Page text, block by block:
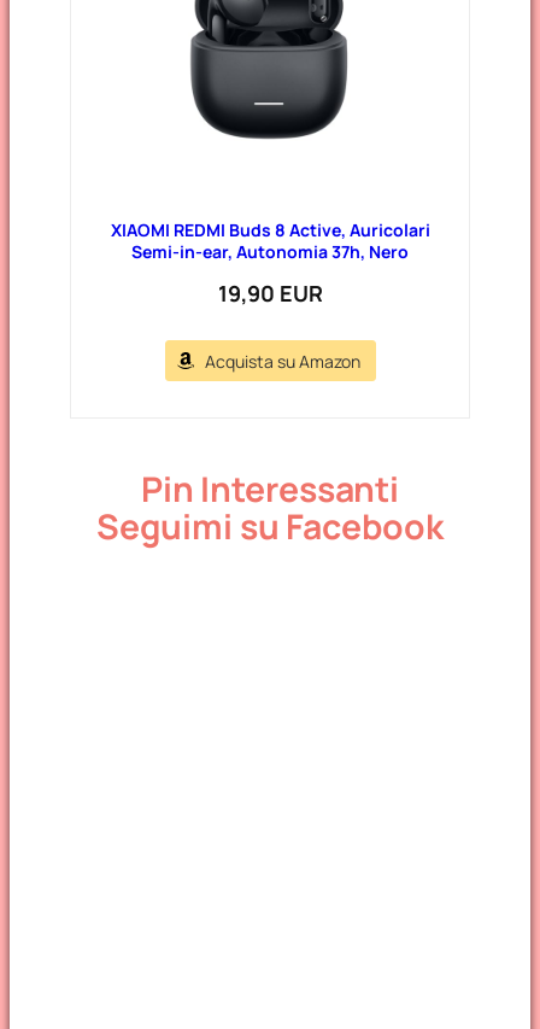
XIAOMI REDMI Buds 8 Active, Auricolari
Semi-in-ear, Autonomia 37h, Nero
19,90 EUR
Acquista su Amazon
Pin Interessanti
Seguimi su Facebook